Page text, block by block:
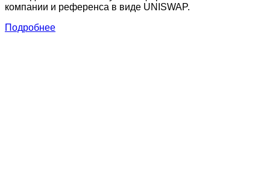
компании и референса в виде UNISWAP.
Подробнее